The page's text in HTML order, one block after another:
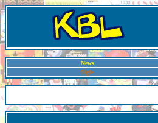
News
Sigle